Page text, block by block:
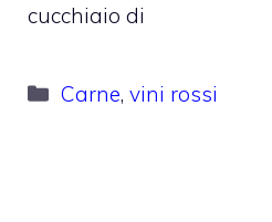
cucchiaio di
Categorie
Carne,vini rossi